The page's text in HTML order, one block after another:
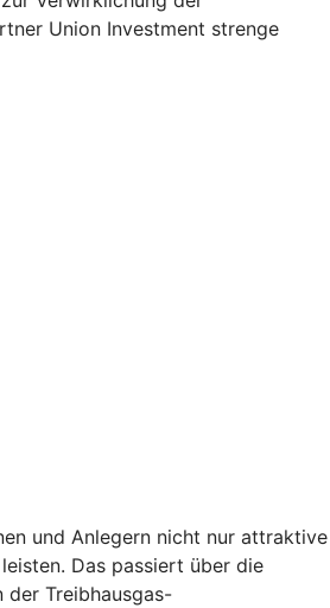
Union Investment strenge
und Anlegern nicht nur attraktive
Das passiert über die
Treibhausgas-